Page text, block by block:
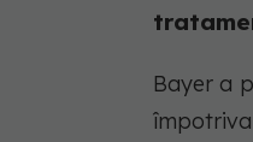
Bayer a